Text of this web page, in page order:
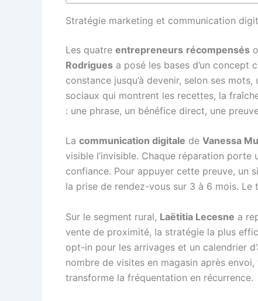
Stratégie marketing et communication
Les quatre entrepreneurs récompensés
Rodrigues a posé les bases d’un
constance jusqu’à devenir, selon ses
sociaux qui montrent les recettes, la
: une phrase, un bénéfice direct, une
La communication digitale de Vanessa
visible l’invisible. Chaque réparation
confiance. Pour appuyer cette preuve, un
la prise de rendez-vous sur 3 à 6 mois.
Sur le segment rural, Laëtitia Lecesne a
vente de proximité, la stratégie la plus
opt-in pour les arrivages et un calendrier
nombre de visites en magasin après
transforme la fréquentation en récurrence.